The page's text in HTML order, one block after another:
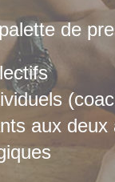
de
aux deux